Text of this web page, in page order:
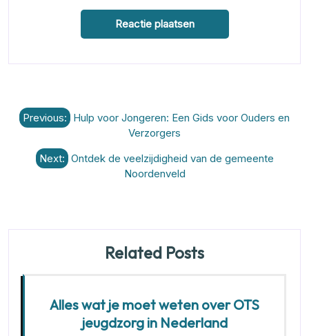
Berichtnavigatie
Previous: Hulp voor Jongeren: Een Gids voor Ouders en
Verzorgers
Next: Ontdek de veelzijdigheid van de gemeente
Noordenveld
Related Posts
Alles wat je moet weten over OTS
jeugdzorg in Nederland